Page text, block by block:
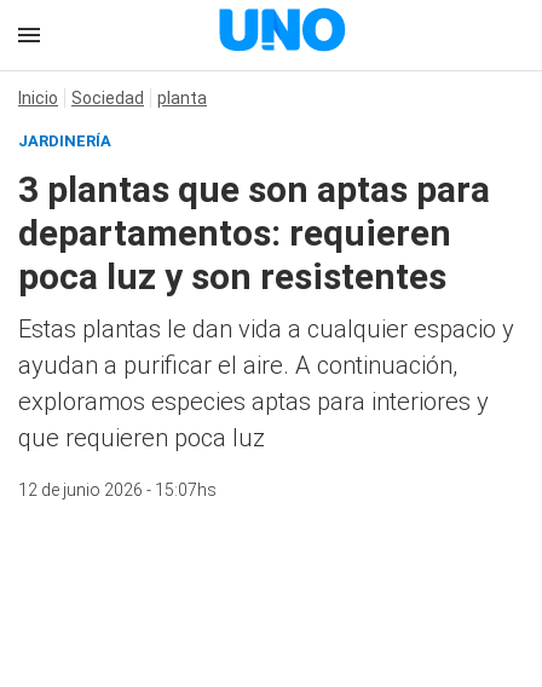
Inicio Sociedad planta
JARDINERÍA
3 plantas que son aptas para
departamentos: requieren
poca luz y son resistentes
Estas plantas le dan vida a cualquier espacio y
ayudan a purificar el aire. A continuación,
exploramos especies aptas para interiores y
que requieren poca luz
12 de junio 2026 - 15:07hs